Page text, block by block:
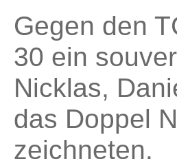
Gegen den
30 ein
Nicklas,
das Doppel
zeichneten.